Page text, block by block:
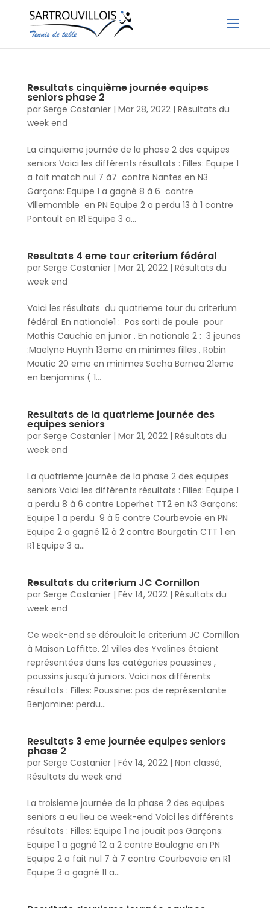
Resultats cinquième journée equipes
seniors phase 2
par Serge Castanier| Mar 28, 2022| Résultats du
week end
La cinquieme journée de la phase 2 des equipes
seniors Voici les différents résultats : Filles: Equipe 1
a fait match nul 7 à7 contre Nantes en N3
Garçons: Equipe 1 a gagné 8 à 6 contre
Villemomble en PN Equipe 2 a perdu 13 à 1 contre
Pontault en R1 Equipe 3 a...
Resultats 4 eme tour criterium fédéral
par Serge Castanier| Mar 21, 2022| Résultats du
week end
Voici les résultats du quatrieme tour du criterium
fédéral: En nationale1 : Pas sorti de poule pour
Mathis Cauchie en junior . En nationale 2 : 3 jeunes
:Maelyne Huynh 13eme en minimes filles , Robin
Moutic 20 eme en minimes Sacha Barnea 21eme
en benjamins ( 1...
Resultats de la quatrieme journée des
equipes seniors
par Serge Castanier| Mar 21, 2022| Résultats du
week end
La quatrieme journée de la phase 2 des equipes
seniors Voici les différents résultats : Filles: Equipe 1
a perdu 8 à 6 contre Loperhet TT2 en N3 Garçons:
Equipe 1 a perdu 9 à 5 contre Courbevoie en PN
Equipe 2 a gagné 12 à 2 contre Bourgetin CTT 1 en
R1 Equipe 3 a...
Resultats du criterium JC Cornillon
par Serge Castanier| Fév 14, 2022| Résultats du
week end
Ce week-end se déroulait le criterium JC Cornillon
à Maison Laffitte. 21 villes des Yvelines étaient
représentées dans les catégories poussines ,
poussins jusqu’à juniors. Voici nos différents
résultats : Filles: Poussine: pas de représentante
Benjamine: perdu...
Resultats 3 eme journée equipes seniors
phase 2
par Serge Castanier| Fév 14, 2022| Non classé,
Résultats du week end
La troisieme journée de la phase 2 des equipes
seniors a eu lieu ce week-end Voici les différents
résultats : Filles: Equipe 1 ne jouait pas Garçons:
Equipe 1 a gagné 12 a 2 contre Boulogne en PN
Equipe 2 a fait nul 7 à 7 contre Courbevoie en R1
Equipe 3 a gagné 11 a...